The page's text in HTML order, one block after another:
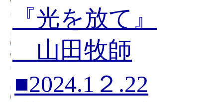
『光を放て』
山田牧師
■2024.1２.22